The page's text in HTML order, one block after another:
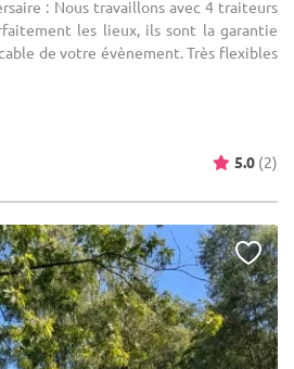
: Nous travaillons avec 4 traiteurs
les lieux, ils sont la garantie
de votre évènement. Très flexibles
5.0 (2)